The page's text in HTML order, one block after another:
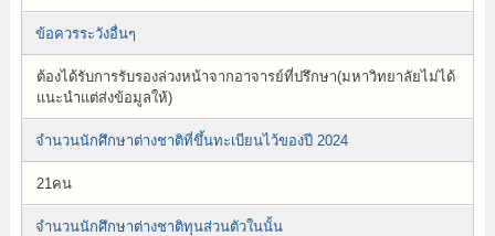
ข้อควรระวังอื่นๆ
ต้องได้รับการรับรองล่วงหน้าจากอาจารย์ที่ปรึกษา(มหาวิทยาลัยไม่ได้
แนะนำแต่ส่งข้อมูลให้)
จำนวนนักศึกษาต่างชาติที่ขึ้นทะเบียนไว้ของปี 2024
21คน
จำนวนนักศึกษาต่างชาติทุนส่วนตัวในนั้น